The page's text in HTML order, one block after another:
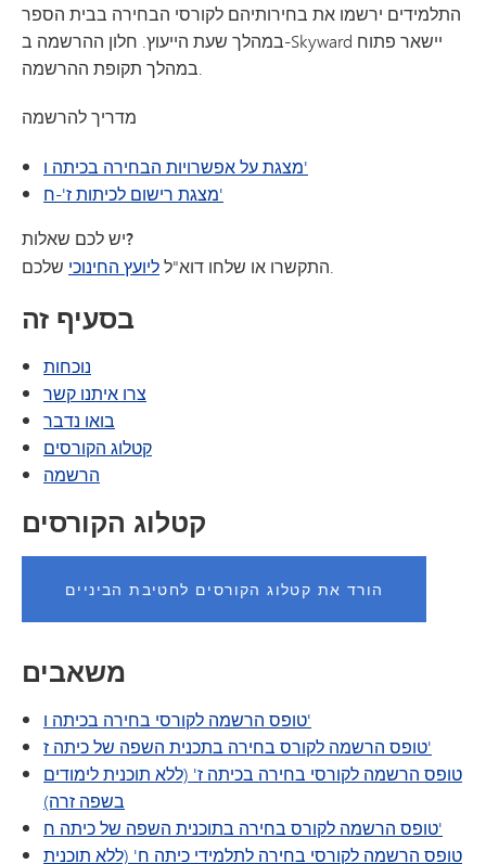
התלמידים ירשמו את בחירותיהם לקורסי הבחירה בבית הספר
במהלך שעת הייעוץ. חלון ההרשמה ב-Skyward יישאר פתוח
במהלך תקופת ההרשמה.
מדריך להרשמה
מצגת על אפשרויות הבחירה בכיתה ו'
מצגת רישום לכיתות ז'-ח'
ישלכם שאלות?
התקשרו או שלחו דוא"לליועץ החינוכי שלכם.
בסעיף זה
נוכחות
צרו איתנו קשר
בואו נדבר
קטלוג הקורסים
הרשמה
קטלוג הקורסים
הורד את קטלוג הקורסים לחטיבת הביניים
משאבים
טופס הרשמה לקורסי בחירה בכיתה ו'
טופס הרשמה לקורס בחירה בתכנית השפה של כיתה ז'
טופס הרשמה לקורסי בחירה בכיתה ז' (ללא תוכנית לימודים
בשפה זרה)
טופס הרשמה לקורס בחירה בתוכנית השפה של כיתה ח'
טופס הרשמה לקורסי בחירה לתלמידי כיתה ח' (ללא תוכנית